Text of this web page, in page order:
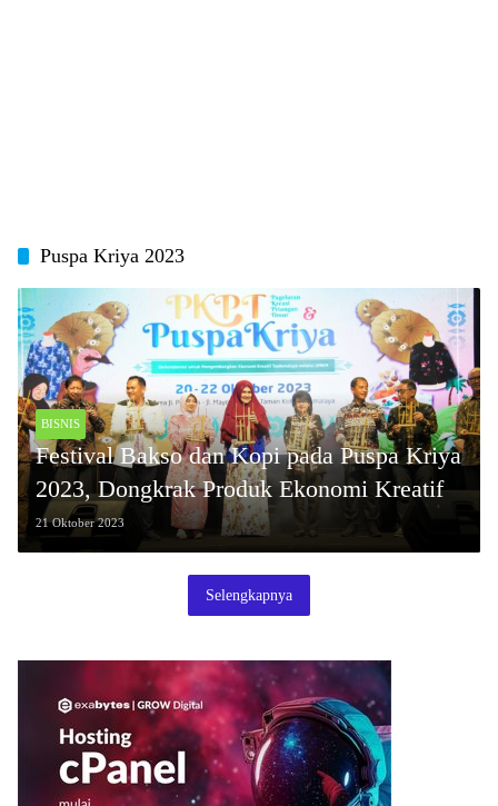
Puspa Kriya 2023
BISNIS
Festival Bakso dan Kopi pada Puspa Kriya
2023, Dongkrak Produk Ekonomi Kreatif
21 Oktober 2023
Selengkapnya